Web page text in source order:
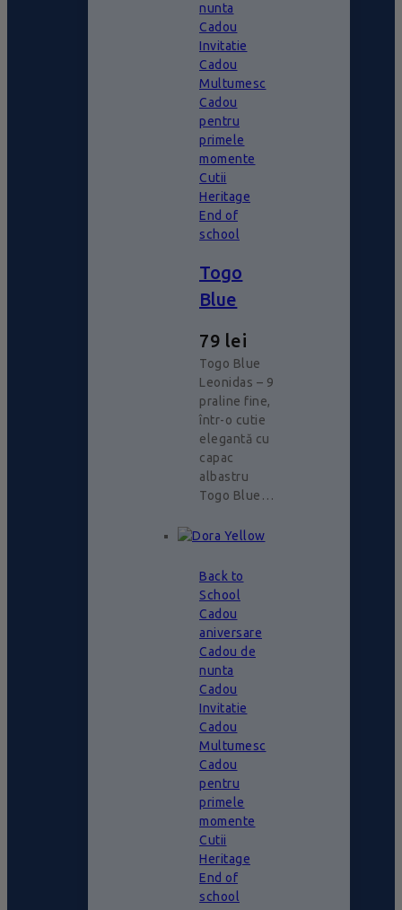
nunta
Cadou
Invitatie
Cadou
Multumesc
Cadou
pentru
primele
momente
Cutii
Heritage
End of
school
Togo
Blue
79 lei
Togo Blue
Leonidas – 9
praline fine,
într-o cutie
elegantă cu
capac
albastru
Togo Blue…
Back to
School
Cadou
aniversare
Cadou de
nunta
Cadou
Invitatie
Cadou
Multumesc
Cadou
pentru
primele
momente
Cutii
Heritage
End of
school